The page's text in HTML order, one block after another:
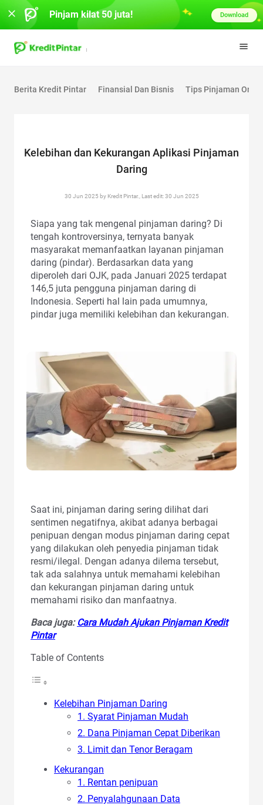
Berita Kredit Pintar Finansial Dan Bisnis Tips Pinjaman
Kelebihan dan Kekurangan Aplikasi Pinjaman
Daring
30 Jun 2025 by Kredit Pintar., Last edit: 30 Jun 2025
Siapa yang tak mengenal pinjaman daring? Di
tengah kontroversinya, ternyata banyak
masyarakat memanfaatkan layanan pinjaman
daring (pindar). Berdasarkan data yang
diperoleh dari OJK, pada Januari 2025 terdapat
146,5 juta pengguna pinjaman daring di
Indonesia. Seperti hal lain pada umumnya,
pindar juga memiliki kelebihan dan kekurangan.
Saat ini, pinjaman daring sering dilihat dari
sentimen negatifnya, akibat adanya berbagai
penipuan dengan modus pinjaman daring cepat
yang dilakukan oleh penyedia pinjaman tidak
resmi/ilegal. Dengan adanya dilema tersebut,
tak ada salahnya untuk memahami kelebihan
dan kekurangan pinjaman daring untuk
memahami risiko dan manfaatnya.
Baca juga: Cara Mudah Ajukan Pinjaman Kredit
Pintar
Table of Contents
Kelebihan Pinjaman Daring
1. Syarat Pinjaman Mudah
2. Dana Pinjaman Cepat Diberikan
3. Limit dan Tenor Beragam
Kekurangan
1. Rentan penipuan
2. Penyalahgunaan Data
Pinjam kilat 50 juta! Download